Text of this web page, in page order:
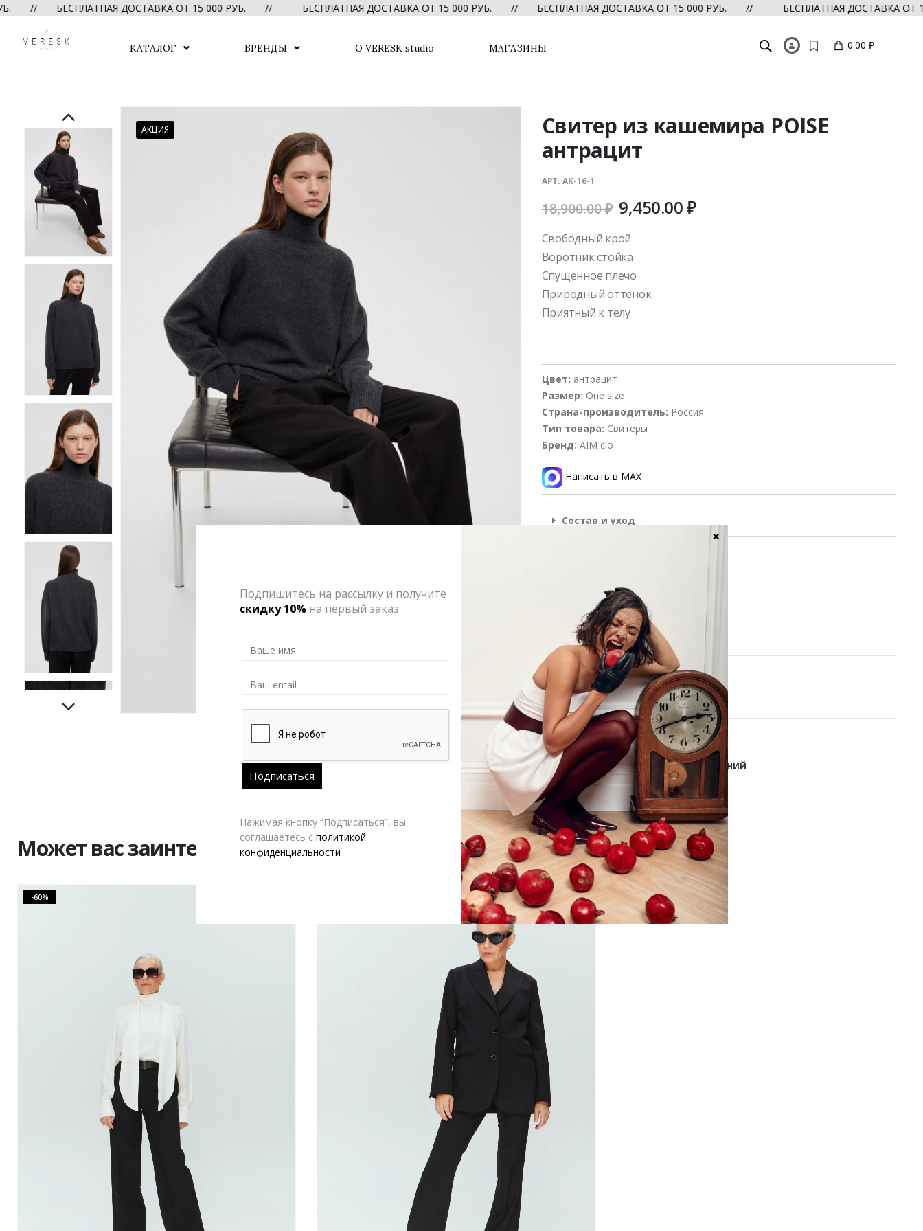
БЕСПЛАТНАЯ ДОСТАВКА ОТ 15 000 РУБ. // БЕСПЛАТНАЯ ДОСТАВКА ОТ 15 000 РУБ. // БЕСПЛАТНАЯ ДОСТАВКА ОТ 15 000 РУБ. // БЕСПЛАТНАЯ ДОСТАВКА ОТ 15
КАТАЛОГ БРЕНДЫ О VERESK studio МАГАЗИНЫ 0.00 ₽
АКЦИЯ
Свитер из кашемира POISE
антрацит
АРТ. AK-16-1
18,900.00₽ 9,450.00₽
Свободный крой
Воротник стойка
Спущенное плечо
Природный оттенок
Приятный к телу
Цвет: антрацит
Размер: One size
Страна-производитель: Россия
Тип товара: Свитеры
Бренд: AIM clo
Написать в MAX
Состав и уход
One size
В КОРЗИНУ
AIM clo
ДОБАВИТЬ В СПИСОК ЖЕЛАНИЙ
Может вас заинтересовать
-60%
Подпишитесь на рассылку и получите
скидку 10%на первый заказ
Нажимая кнопку “Подписаться”, вы
соглашаетесь с политикой
конфиденциальности
×